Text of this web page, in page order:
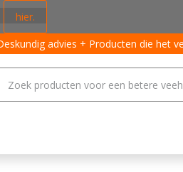
hier.
advies + Producten die het